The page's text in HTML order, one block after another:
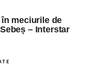
Arini:
meciurile de
– Interstar